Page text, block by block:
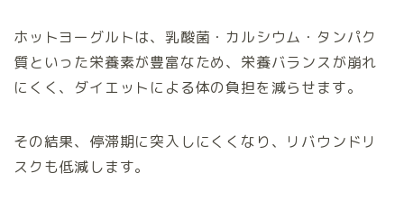
ホットヨーグルトは、乳酸菌・カルシウム・タンパク
質といった栄養素が豊富なため、栄養バランスが崩れ
にくく、ダイエットによる体の負担を減らせます。
その結果、停滞期に突入しにくくなり、リバウンドリ
スクも低減します。